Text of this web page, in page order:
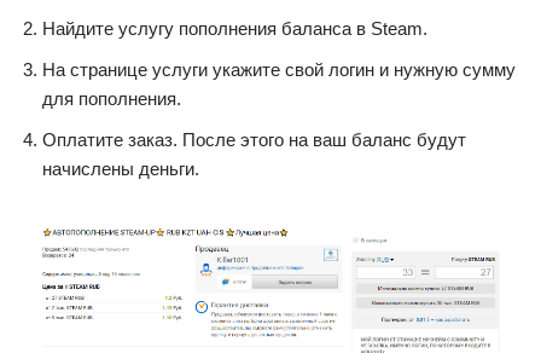
Найдите услугу пополнения баланса в Steam.
На странице услуги укажите свой логин и нужную сумму
для пополнения.
Оплатите заказ. После этого на ваш баланс будут
начислены деньги.